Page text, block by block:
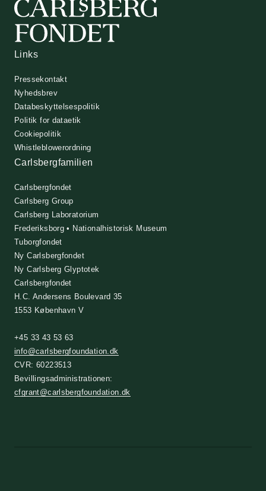
Links
Pressekontakt
Nyhedsbrev
Databeskyttelsespolitik
Politik for dataetik
Cookiepolitik
Whistleblowerordning
Carlsbergfamilien
Carlsbergfondet
Carlsberg Group
Carlsberg Laboratorium
Frederiksborg • Nationalhistorisk Museum
Tuborgfondet
Ny Carlsbergfondet
Ny Carlsberg Glyptotek
Carlsbergfondet
H.C. Andersens Boulevard 35
1553 København V
+45 33 43 53 63
info@carlsbergfoundation.dk
CVR: 60223513
Bevillingsadministrationen:
cfgrant@carlsbergfoundation.dk